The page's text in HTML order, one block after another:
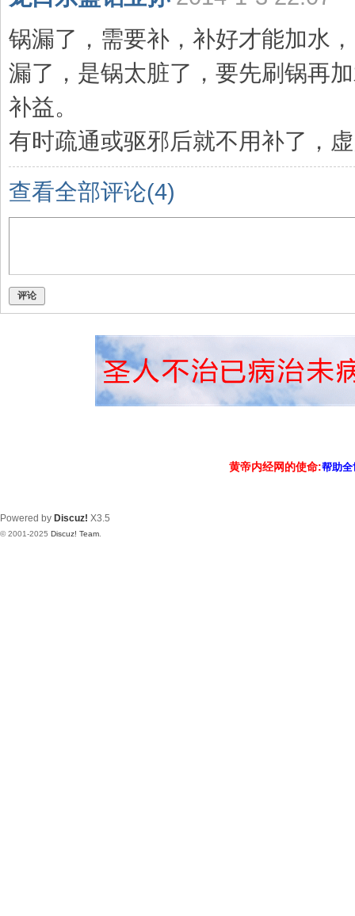
锅漏了，需要补，补好才能加水
漏了，是锅太脏了，要先刷锅再
补益。
有时疏通或驱邪后就不用补了，
查看全部评论(4)
评论
黄帝内经网的使命:帮助
Powered by Discuz! X3.5
© 2001-2025 Discuz! Team